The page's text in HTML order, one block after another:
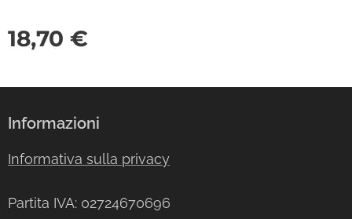
18,70 €
Informazioni
Informativa sulla privacy
Partita IVA: 02724670696